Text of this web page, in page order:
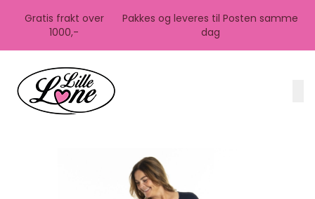
Gratis frakt over
1000,-
Pakkes og leveres til Posten samme
dag